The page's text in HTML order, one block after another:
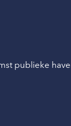
publieke